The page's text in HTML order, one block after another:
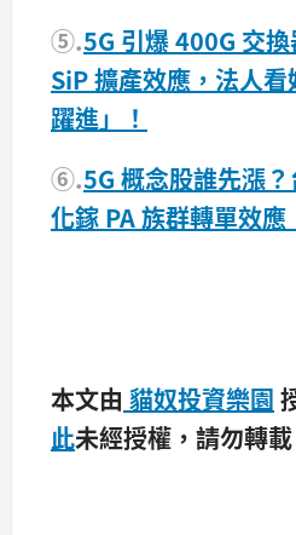
⑤.5G 引爆 400G 交
SiP 擴產效應，法人
躍進」！
⑥.5G 概念股誰先漲
化鎵 PA 族群轉單效應
本文由 貓奴投資樂園
此未經授權，請勿轉載